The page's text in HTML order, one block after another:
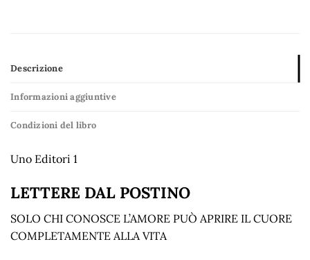
Descrizione
Informazioni aggiuntive
Condizioni del libro
Uno Editori 1
LETTERE DAL POSTINO
SOLO CHI CONOSCE L’AMORE PUÒ APRIRE IL CUORE
COMPLETAMENTE ALLA VITA